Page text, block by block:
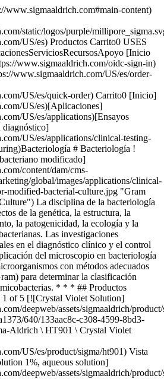
Sigma-Aldrich \ HT90T \ Gram Stain Kit for Tissue](https://www.sigmaaldrich.com/US/es/product/sigma/ht90t) Vista rápida [![Gram′s Iodine Solution](https://www.sigmaaldrich.com/deepweb/assets/sigmaaldrich/product/images/340/421/ad960f9d-194a-4f58-a221-bad3049845d5/640/ad960f9d-194a-4f58-a221-bad3049845d5.jpg) \ Sigma-Aldrich \ HT90232 \ Gram′s Iodine Solution](https://www.sigmaaldrich.com/US/es/product/sigma/ht90232) Vista rápida [![Lactophenol blue solution for staining fungi](https://www.sigmaaldrich.com/deepweb/assets/sigmaaldrich/product/images/137/760/854f6af2-7e91-4a64-b10e-3ade6450ac16/640/854f6af2-7e91-4a64-b10e-3ade6450ac16.jpg) \ Sigma-Aldrich \ 1.13741 \ Lactophenol blue solution](https://www.sigmaaldrich.com/US/es/product/mm/113741) Vista rápida [![Lactophenol mounting fluid for demonstrating microscopic morphology of fungi](https://www.sigmaaldrich.com/deepweb/assets/sigmaaldrich/product/images/137/760/854f6af2-7e91-4a64-b10e-3ade6450ac16/640/854f6af2-7e91-4a64-b10e-3ade6450ac16.jpg) \ Sigma-Aldrich \ R03465 \ Lactophenol](https://www.sigmaaldrich.com/US/es/product/mm/r03465) Vista rápida [![Disolución de azul de metileno de Löffler for microscopy](https://www.sigmaaldrich.com/deepweb/assets/sigmaaldrich/product/images/417/665/be11eea9-3340-4312-8ef9-17f4c864def0/640/be11eea9-3340-4312-8ef9-17f4c864def0.jpg) \ Sigma-Aldrich \ 1.01287 \ Disolución de azul de metileno de Löffler](https://www.sigmaaldrich.com/US/es/product/mm/101287) Vista rápida [![Lugol′s solution stabilized with PVP for the Gram staining](https://www.sigmaaldrich.com/deepweb/assets/sigmaaldrich/product/images/374/605/aa378435-ca3f-4115-80e4-de20a3aeb815/640/aa378435-ca3f-4115-80e4-de20a3aeb815.jpg) \ Sigma-Aldrich \ 1.00567 \ Lugol′s solution](https://www.sigmaaldrich.com/US/es/product/mm/100567) Vista rápida [![Silver Stain Kit, modified Steiner-Steiner](https://www.sigmaaldrich.com/deepweb/assets/sigmaaldrich/product/images/105/470/3b85b7e9-ff2a-4351-adc2-b9d7f23e40e0/640/3b85b7e9-ff2a-4351-adc2-b9d7f23e40e0.jpg) \ Sigma-Aldrich \ HT101A \ Silver Stain Kit, modified Steiner-Steiner](https://www.sigmaaldrich.com/US/es/product/sigma/ht101a) Vista rápida [![Carbol-Fuchsin Solution](https://www.sigmaaldrich.com/deepweb/assets/sigmaaldrich/product/images/287/785/ef74aba0-ec6b-4313-985e-51a91c8e845d/640/ef74aba0-ec6b-4313-985e-51a91c8e845d.jpg) \ Sigma-Aldrich \ HT8018 \ Carbol-Fuchsin Solution](https://www.sigmaaldrich.com/US/es/product/sigma/ht8018) Vista rápida [![Silver Stain (Modified GMS) Kit](https://www.sigmaaldrich.com/deepweb/assets/sigmaaldrich/product/images/148/655/0ddfc9ef-1b21-44c7-af31-9cdca7c9bfa4/640/0ddfc9ef-1b21-44c7-af31-9cdca7c9bfa4.jpg) \ Sigma-Aldrich \ HT100A \ Silver Stain (Modified GMS) Kit](https://www.sigmaaldrich.com/US/es/product/sigma/ht100a) Vista rápida [![Carbol-Fuchsin Solution](https://www.sigmaaldrich.com/deepweb/assets/sigmaaldrich/product/images/287/785/ef74aba0-ec6b-4313-985e-51a91c8e845d/640/ef74aba0-ec6b-4313-985e-51a91c8e845d.jpg) \ Sigma-Aldrich \ HT80116 \ Carbol-Fuchsin Solution](https://www.sigmaaldrich.com/US/es/product/sigma/ht80116) Vista rápida [![Hydrogen chloride solution in ethanol, for microscopy](https://www.sigmaaldrich.com/deepweb/assets/sigmaaldrich/product/structures/546/395/10e67a13-e4c4-4e30-a1da-32e605ea8bfd/640/10e67a13-e4c4-4e30-a1da-32e605ea8bfd.png) \ Sigma-Aldrich \ 1.00327 \ Hydrogen chloride solution](https://www.sigmaaldrich.com/US/es/product/mm/100327) Vista rápida [![Malachite Green Solution](https://www.sigmaaldrich.com/deepweb/assets/sigmaaldrich/product/images/287/785/ef74aba0-ec6b-4313-985e-51a91c8e845d/640/ef74aba0-ec6b-4313-985e-51a91c8e845d.jpg) \ Sigma-Aldrich \ HT8028 \ Malachite Green Solution](https://www.sigmaaldrich.com/US/es/product/sigma/ht8028) Vista rápida [![Malachite Green Solution](https://www.sigmaaldrich.com/deepweb/assets/sigmaaldrich/product/images/287/785/ef74aba0-ec6b-4313-985e-51a91c8e845d/640/ef74aba0-ec6b-4313-985e-51a91c8e845d.jpg) \ Sigma-Aldrich \ HT80216 \ Malachite Green Solution](https://www.sigmaaldrich.com/US/es/product/sigma/ht80216) Vista rápida * * * ## Categorías destacadas [![Portaobjetos y cámaras de microscopio](https://www.sigmaaldrich.com/content/dam/cms-commons/sigmaaldrich/marketing/global/images/categories/labware/microscopy-supplies-mcp.jpg "Portaobjetos y cámaras para microscopio")](https://www.sigmaaldrich.com/US/es/products/labware/microscope-slides-and-chambers) [Portaobjetos y cámaras para microscopio](https://www.sigmaaldrich.com/US/es/products/labware/microscope-slides-and-chambers) Ofrecemos una completa selección de reactivos, herramientas y material de vidrio para investigación y análisis de laboratorio clínico de Corning®, BRAND®, PELCO® y otras marcas especializadas fiables. [Ver productos](https://www.sigmaaldrich.com/US/es/products/labware/microscope-slides-and-chambers) [![Botella con montones de medios de cultivo microbiano](https://www.sigmaaldrich.com/content/dam/cms-commons/sigmaaldrich/marketing/global/images/categories/industrial-microbiology/microbial-culture-media-mcp.jpg "Medios de cultivo microbiológico")](https://www.sigmaaldrich.com/US/es/products/industrial-microbiology/microbial-culture-media) [Medios de cultivo microbiológico](https://www.sigmaaldrich.com/US/es/products/industrial-microbiology/microbial-culture-media) Descubra medios de cultivo microbianos de gran calidad. Elija entre opciones deshidratadas o listas para usar, que cumplen los estándares del sector y los requisitos normativos. [Ver productos](https://www.sigmaaldrich.com/US/es/products/industrial-microbiology/microbial-culture-media) [![Equipo para recuento celular](https://www.sigmaaldrich.com/content/dam/cms-commons/sigmaaldrich/marketing/global/images/categories/cell-analysis/scepter-3-cell-counter-